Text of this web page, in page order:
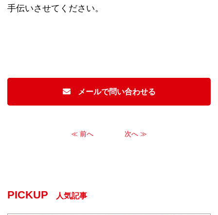
手伝いさせてください。
メールで問い合わせる
≪ 前へ 次へ ≫
PICKUP 人気記事